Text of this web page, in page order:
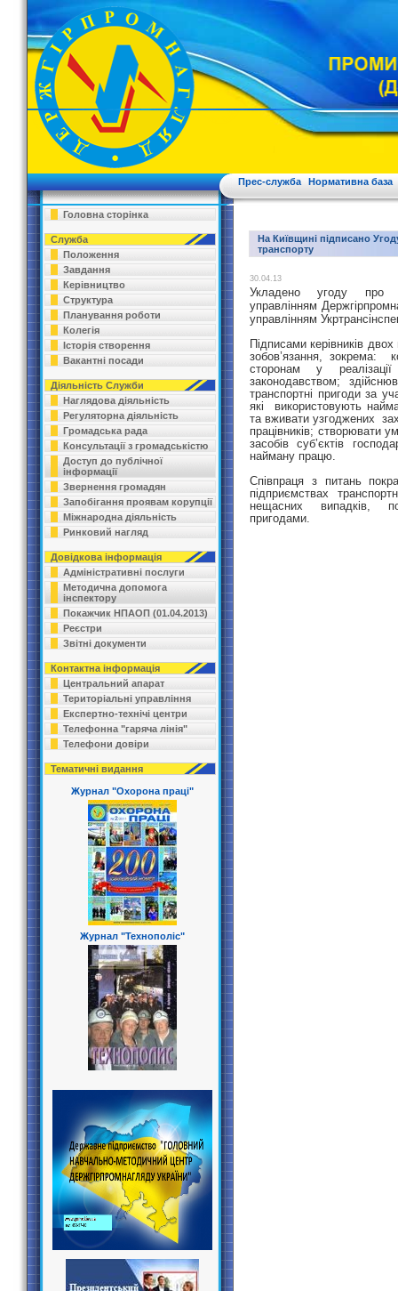
Прес-служба Нормативна база
Головна сторінка
Служба
Положення
Завдання
Керівництво
Структура
Планування роботи
Колегія
Історія створення
Вакантні посади
Діяльність Служби
Наглядова діяльність
Регуляторна діяльність
Громадська рада
Консультації з громадськістю
Доступ до публічної
інформації
Звернення громадян
Запобігання проявам корупції
Міжнародна діяльність
Ринковий нагляд
Довідкова інформація
Адміністративні послуги
Методична допомога
інспектору
Покажчик НПАОП (01.04.2013)
Реєстри
Звітні документи
Контактна інформація
Центральний апарат
Територіальні управління
Експертно-технічі центри
Телефонна "гаряча лінія"
Телефони довіри
Тематичні видання
Журнал "Охорона праці"
Журнал "Технополіс"
На Київщині підписано
транспорту
30.04.13
Укладено угоду про
управлінням
управлінням
Підписами керівників двох
зобов’язання, зокрема:
сторонам у
законодавством;
транспортні пригоди за
які використовують
та вживати узгоджених
працівників; створювати
засобів суб’єктів
найману працю.
Співпраця зпитань
підприємствах
нещасних випадків,
пригодами.